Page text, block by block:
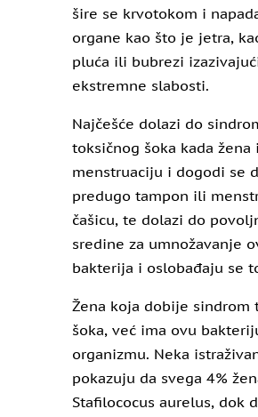
šire se krvotokom i
organe kao što je jetra,
pluća ili bubrezi
ekstremne slabosti.
Najčešće dolazi do
toksičnog šoka kada žena
menstruaciju i dogodi se
predugo tampon ili
čašicu, te dolazi do
sredine za umnožavanje
bakterija i oslobađaju se
Žena koja dobije sindrom
šoka, već ima ovu
organizmu. Neka
pokazuju da svega 4%
Stafilococus aurelus, dok